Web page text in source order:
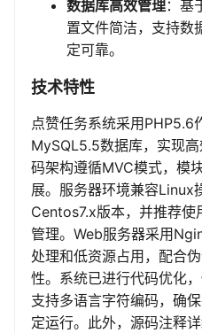
数据库高效管理：基
置文件简洁，支持数
定可靠。
技术特性
点赞任务系统采用PHP5.6
MySQL5.5数据库，实现
码架构遵循MVC模式，模
展。服务器环境兼容Linux
Centos7.x版本，并推荐使
管理。Web服务器采用
处理和低资源占用，配合
性。系统已进行代码优化
支持多语言字符编码，确
定运行。此外，源码注释